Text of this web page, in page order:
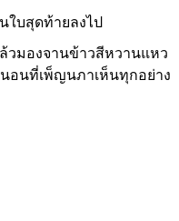
บสุดท้ายลงไป
มองจานข้าวสีหวานแหว
อนที่เพ็ญนภาเห็นทุกอย่าง